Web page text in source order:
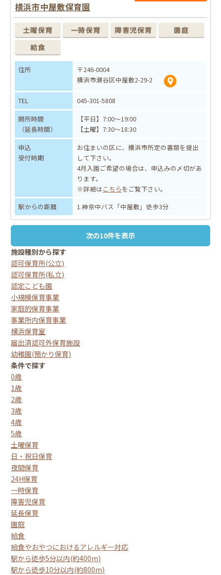
横浜市中屋敷保育園
住所
〒246-0004
横浜市瀬谷区中屋敷2-29-2
TEL
045-301-5808
開所時間
（延長時間）
【平日】7:00～19:00
【土曜】7:30～18:30
申込
受付時期
お住まいの区に、横浜市所定の書類を提出
して下さい。
4月入園ご希望の場合は、申込みの〆切があ
ります。
※詳細はこちらをご覧下さい。
駅からの距離
1.神奈中バス「中屋敷」徒歩3分
次の10件を表示
施設種別から探す
認可保育所(公立)
認可保育所(私立)
認定こども園
小規模保育事業
家庭的保育事業
事業所内保育事業
横浜保育室
届出済認可外保育施設
幼稚園(預かり保育)
条件で探す
0歳
1歳
2歳
3歳
4歳
5歳
土曜保育
日・祝日保育
夜間保育
24H保育
一時保育
障害児保育
延長保育
園庭
給食
給食やおやつにおけるアレルギー対応
駅から徒歩5分以内(約400m)
駅から徒歩10分以内(約800m)